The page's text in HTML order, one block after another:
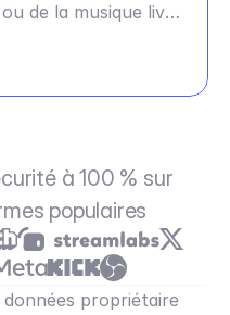
de la musique live
à 100 % sur
populaires
propriétaire